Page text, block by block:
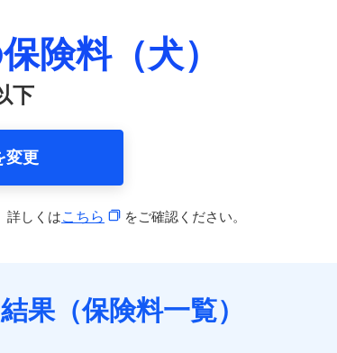
険料（犬）
下
変更
詳しくはこちら をご確認ください。
果（保険料一覧）